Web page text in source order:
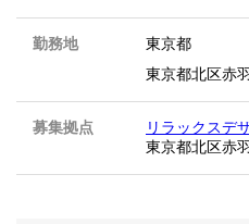
勤務地
東京都
東京都北区赤
募集拠点
リラックスデ
東京都北区赤